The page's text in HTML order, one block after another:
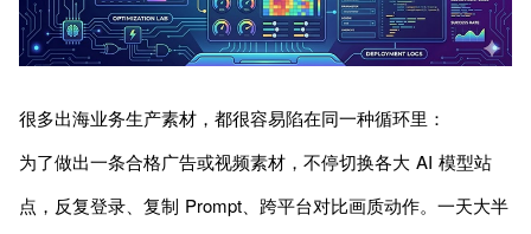
很多出海业务生产素材，都很容易陷在同一种循环里：
为了做出一条合格广告或视频素材，不停切换各大 AI 模型站
点，反复登录、复制 Prompt、跨平台对比画质动作。一天大半